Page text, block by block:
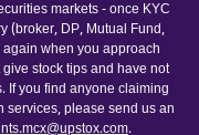
markets - once KYC
(broker, DP, Mutual Fund,
when you approach
stock tips and have not
If you find anyone claiming
services, please send us an
.